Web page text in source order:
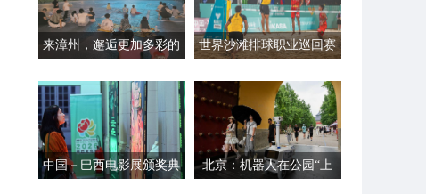
来漳州，邂逅更加多彩的
世界沙滩排球职业巡回赛
中国－巴西电影展颁奖典
北京：机器人在公园“上